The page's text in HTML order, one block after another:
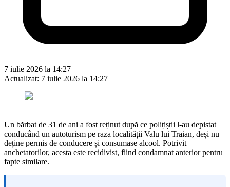
7 iulie 2026 la 14:27
Actualizat: 7 iulie 2026 la 14:27
Un bărbat de 31 de ani a fost reținut după ce polițiștii l-au depistat
conducând un autoturism pe raza localității Valu lui Traian, deși nu
deține permis de conducere și consumase alcool. Potrivit
anchetatorilor, acesta este recidivist, fiind condamnat anterior pentru
fapte similare.